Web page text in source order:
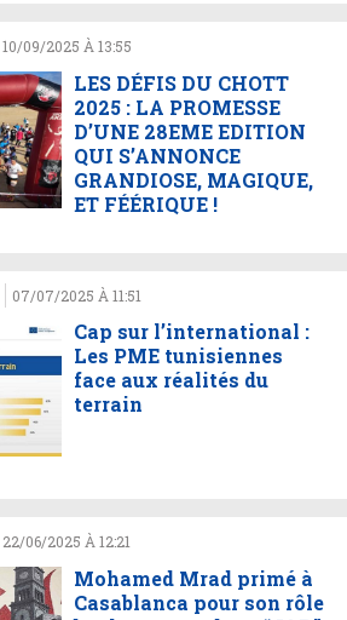
10/09/2025 À 13:55
LES DÉFIS DU CHOTT
2025 : LA PROMESSE
D’UNE 28EME EDITION
QUI S’ANNONCE
GRANDIOSE, MAGIQUE,
ET FÉÉRIQUE !
07/07/2025 À 11:51
Cap sur l’international :
Les PME tunisiennes
face aux réalités du
terrain
22/06/2025 À 12:21
Mohamed Mrad primé à
Casablanca pour son rôle